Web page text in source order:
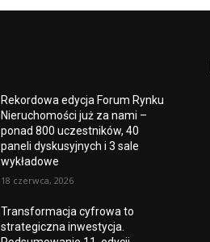
Rekordowa edycja Forum Rynku
Nieruchomości już za nami –
ponad 800 uczestników, 40
paneli dyskusyjnych i 3 sale
wykładowe
18 czerwca, 2026
Transformacja cyfrowa to
strategiczna inwestycja.